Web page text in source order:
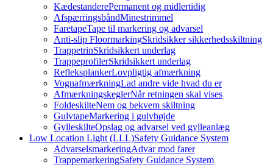
KædestanderePermanent og midlertidig
AfspærringsbåndMinestrimmel
FaretapeTape til markering og advarsel
Anti-slip FloormarkingSkridsikker sikkerhedsskiltning
TrappetrinSkridsikkert underlag
TrappeprofilerSkridsikkert underlag
RefleksplankerLovpligtig afmærkning
VognafmærkningLad andre vide hvad du er
AfmærkningskeglerNår retningen skal vises
FoldeskilteNem og bekvem skiltning
GulvtapeMarkering i gulvhøjde
GylleskilteOpslag og advarsel ved gylleanlæg
Low Location Light (LLL)Safety Guidance System
AdvarselsmarkeringAdvar mod farer
TrappemarkeringSafety Guidance System